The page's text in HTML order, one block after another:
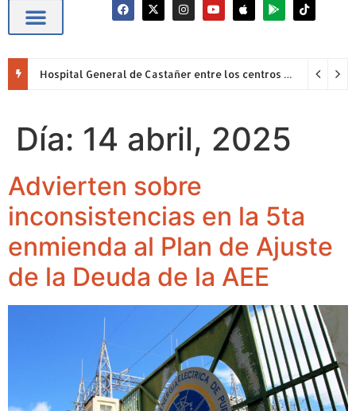
Hospital General de Castañer entre los centros de salud comunitarios con mejor desempeño clínico de Estados Unidos
Día: 14 abril, 2025
Advierten sobre
inconsistencias en la 5ta
enmienda al Plan de Ajuste
de la Deuda de la AEE